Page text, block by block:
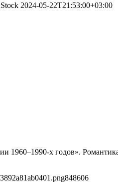
2024-05-22T21:53:00+03:00
х годов».
848606